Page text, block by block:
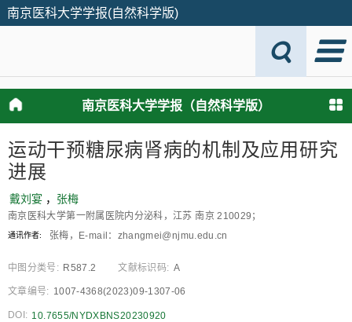
南京医科大学学报(自然科学版)
南京医科大学学报（自然科学版）
运动干预糖尿病肾病的机制及应用研究
进展
戴刘宴 ， 张梅
南京医科大学第一附属医院内分泌科，江苏 南京 210029；
通讯作者: 张梅，E-mail：zhangmei@njmu.edu.cn
中图分类号: R587.2 文献标识码: A
文章编号: 1007-4368(2023)09-1307-06
DOI: 10.7655/NYDXBNS20230920